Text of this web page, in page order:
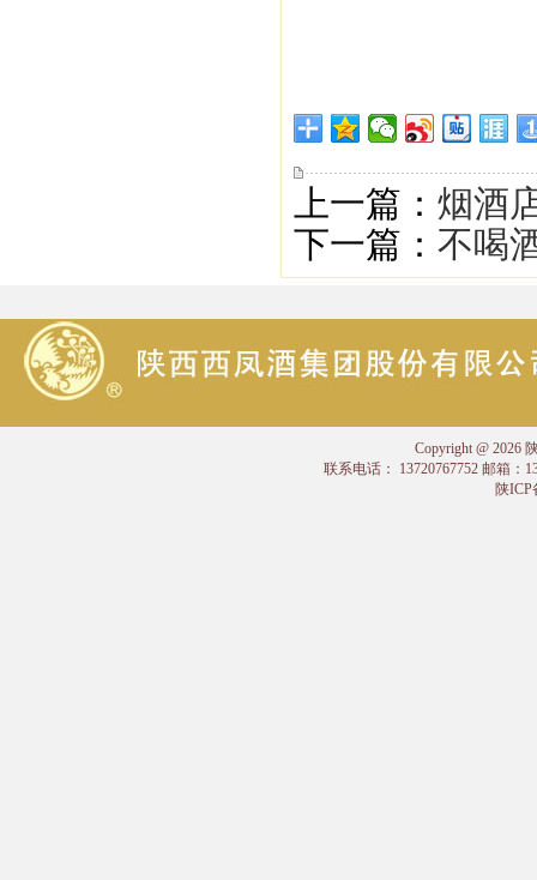
上一篇： 烟酒
下一篇： 不喝
Copyright @ 2026
联系电话： 13720767752 邮箱：
陕ICP